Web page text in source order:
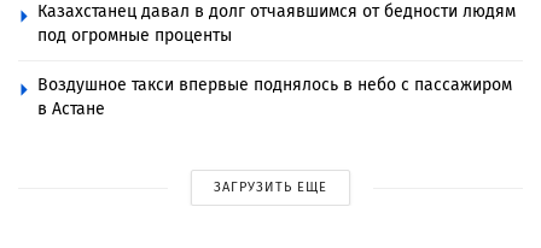
Казахстанец давал в долг отчаявшимся от бедности людям
под огромные проценты
Воздушное такси впервые поднялось в небо с пассажиром
в Астане
ЗАГРУЗИТЬ ЕЩЕ